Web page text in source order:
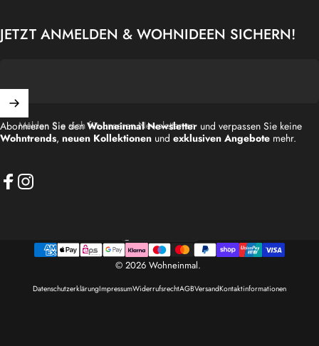
JETZT ANMELDEN & WOHNIDEEN SICHERN!
Melden Sie sich für unseren Newsletter an
Abonnieren Sie denWohneinmal Newsletter und verpassen Sie keine
Wohntrends, neuen Kollektionen und exklusiven Angebote mehr.
© 2026 Wohneinmal.
DatenschutzerklärungImpressumWiderrufsrechtAGBVersandKontaktinformationen
Land/Region